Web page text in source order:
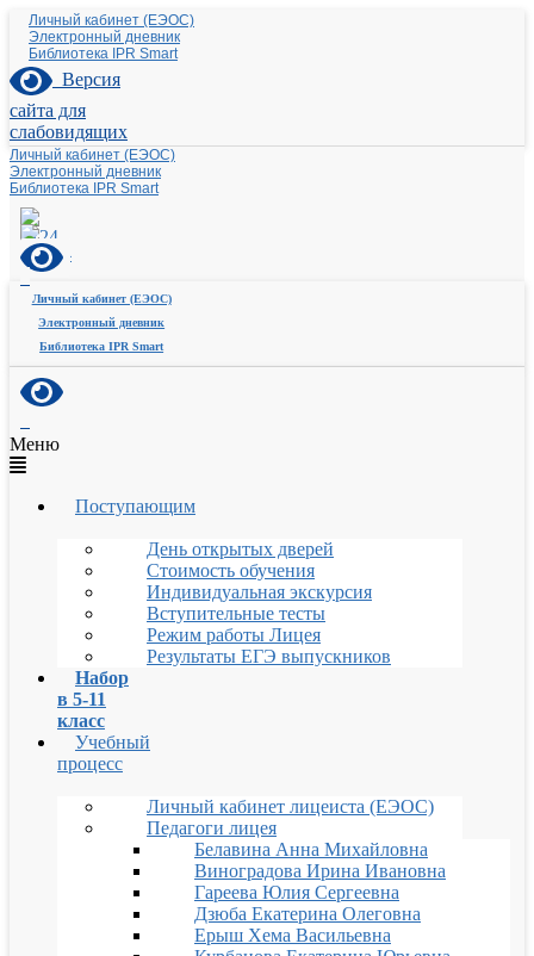
Личный кабинет (ЕЭОС)
Электронный дневник
Библиотека IPR Smart
Версия
сайта для
слабовидящих
Личный кабинет (ЕЭОС)
Электронный дневник
Библиотека IPR Smart
Личный кабинет (ЕЭОС)
Электронный дневник
Библиотека IPR Smart
Меню
Поступающим
День открытых дверей
Стоимость обучения
Индивидуальная экскурсия
Вступительные тесты
Режим работы Лицея
Результаты ЕГЭ выпускников
Набор
в 5-11
класс
Учебный
процесс
Личный кабинет лицеиста (ЕЭОС)
Педагоги лицея
Белавина Анна Михайловна
Виноградова Ирина Ивановна
Гареева Юлия Сергеевна
Дзюба Екатерина Олеговна
Ерыш Хема Васильевна